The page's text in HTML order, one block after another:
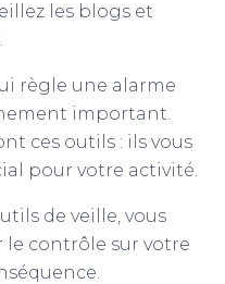
les blogs et
règle une alarme
important.
ces outils : ils vous
pour votre activité.
de veille, vous
le contrôle sur votre